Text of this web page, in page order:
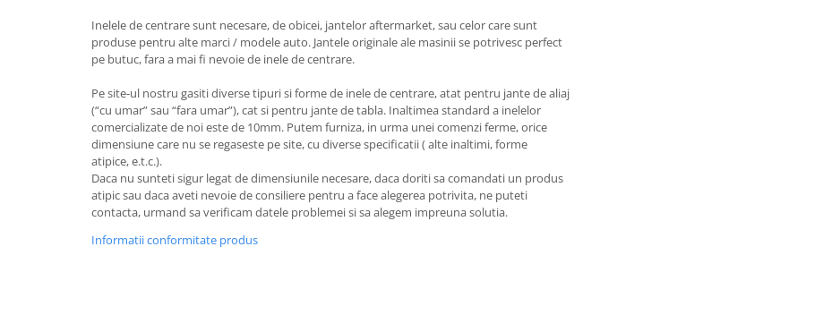
Inelele de centrare sunt necesare, de obicei, jantelor aftermarket, sau celor care sunt
produse pentru alte marci / modele auto. Jantele originale ale masinii se potrivesc perfect
pe butuc, fara a mai fi nevoie de inele de centrare.
Pe site-ul nostru gasiti diverse tipuri si forme de inele de centrare, atat pentru jante de aliaj
(“cu umar” sau “fara umar”), cat si pentru jante de tabla. Inaltimea standard a inelelor
comercializate de noi este de 10mm. Putem furniza, in urma unei comenzi ferme, orice
dimensiune care nu se regaseste pe site, cu diverse specificatii ( alte inaltimi, forme
atipice, e.t.c.).
Daca nu sunteti sigur legat de dimensiunile necesare, daca doriti sa comandati un produs
atipic sau daca aveti nevoie de consiliere pentru a face alegerea potrivita, ne puteti
contacta, urmand sa verificam datele problemei si sa alegem impreuna solutia.
Informatii conformitate produs